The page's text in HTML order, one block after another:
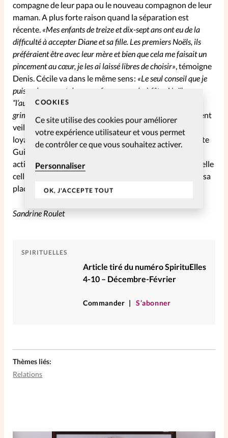
COOKIES
Ce site utilise des cookies pour améliorer
votre expérience utilisateur et vous permet
de contrôler ce que vous souhaitez activer.
Personnaliser
OK, J'ACCEPTE TOUT
compagne de leur papa ou le nouveau compagnon de leur
maman. A plus forte raison quand la séparation est
récente. «Mes enfants de treize et dix-sept ans ont eu de la
difficulté à accepter Diane et sa fille. Les premiers Noëls, ils
préféraient être avec leur mère et bien que cela me faisait un
pincement au cœur, je les ai laissé libres de choisir», témoigne
Denis. Cécile va dans le même sens : «Le seul conseil que je
puisse donner est de ne pas forcer un ado à fêter Noël avec
“l’autre” famille. Rien de pire qu’une soirée soupe à la
grimace !»
. De plus, les parents devraient particulièrement
veiller à ne pas mettre l’enfant en position de conflit de
loyauté, tiraillé entre papa et maman, prévient Claudette
Guilmaine. Ce n’est qu’avec le temps, en partageant des
activités et en créant de nouveaux rituels, qu’une nouvelle
cellule familiale se mettra en place, où chacun trouvera sa
place.
Sandrine Roulet
SPIRITUELLES
Article tiré du numéro SpirituElles
4-10 – Décembre-Février
Commander S’abonner
Thèmes liés:
Relations